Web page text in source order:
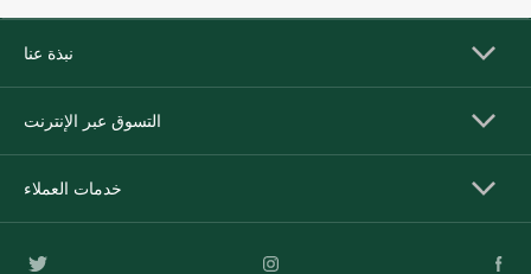
نبذة عنا
التسوق عبر الإنترنت
خدمات العملاء